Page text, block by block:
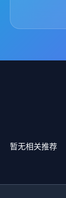
暂无相关推荐